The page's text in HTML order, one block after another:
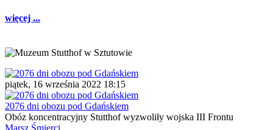
więcej ...
piątek, 16 września 2022 18:15
2076 dni obozu pod Gdańskiem
Obóz koncentracyjny Stutthof wyzwoliły wojska III Frontu